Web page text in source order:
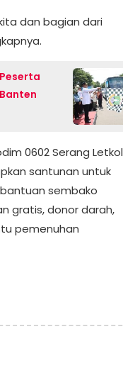
dan bagian dari
0602 Serang Letkol
santunan untuk
sembako
gratis, donor darah,
pemenuhan